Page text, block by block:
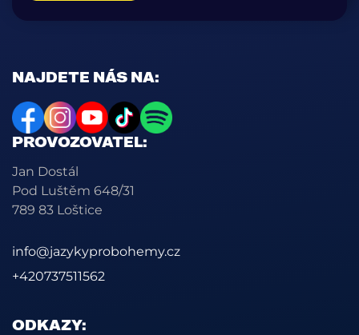
NAJDETE NÁS NA:
PROVOZOVATEL:
Jan Dostál
Pod Luštěm 648/31
789 83 Loštice
info@jazykyprobohemy.cz
+420737511562
ODKAZY: